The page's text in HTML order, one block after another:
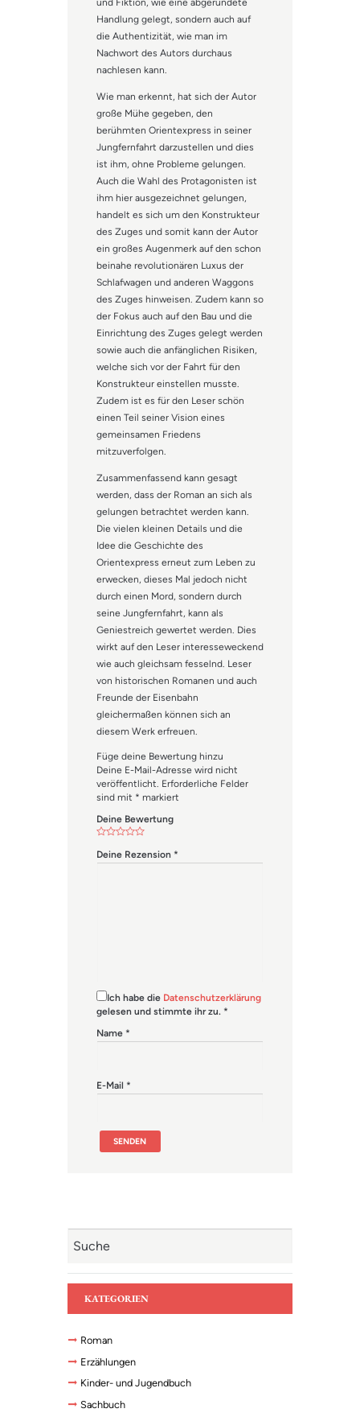
und Fiktion, wie eine abgerundete
Handlung gelegt, sondern auch auf
die Authentizität, wie man im
Nachwort des Autors durchaus
nachlesen kann.
Wie man erkennt, hat sich der Autor
große Mühe gegeben, den
berühmten Orientexpress in seiner
Jungfernfahrt darzustellen und dies
ist ihm, ohne Probleme gelungen.
Auch die Wahl des Protagonisten ist
ihm hier ausgezeichnet gelungen,
handelt es sich um den Konstrukteur
des Zuges und somit kann der Autor
ein großes Augenmerk auf den schon
beinahe revolutionären Luxus der
Schlafwagen und anderen Waggons
des Zuges hinweisen. Zudem kann so
der Fokus auch auf den Bau und die
Einrichtung des Zuges gelegt werden
sowie auch die anfänglichen Risiken,
welche sich vor der Fahrt für den
Konstrukteur einstellen musste.
Zudem ist es für den Leser schön
einen Teil seiner Vision eines
gemeinsamen Friedens
mitzuverfolgen.
Zusammenfassend kann gesagt
werden, dass der Roman an sich als
gelungen betrachtet werden kann.
Die vielen kleinen Details und die
Idee die Geschichte des
Orientexpress erneut zum Leben zu
erwecken, dieses Mal jedoch nicht
durch einen Mord, sondern durch
seine Jungfernfahrt, kann als
Geniestreich gewertet werden. Dies
wirkt auf den Leser interesseweckend
wie auch gleichsam fesselnd. Leser
von historischen Romanen und auch
Freunde der Eisenbahn
gleichermaßen können sich an
diesem Werk erfreuen.
Füge deine Bewertung hinzu
Deine E-Mail-Adresse wird nicht
veröffentlicht. Erforderliche Felder
sind mit * markiert
Deine Bewertung
Deine Rezension *
Ich habe die Datenschutzerklärung
gelesen und stimmte ihr zu. *
Name *
E-Mail *
KATEGORIEN
Roman
Erzählungen
Kinder- und Jugendbuch
Sachbuch